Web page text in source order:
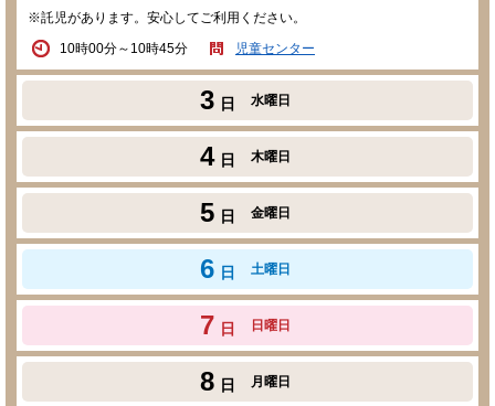
※託児があります。安心してご利用ください。
10時00分～10時45分
児童センター
3 日 水曜日
4 日 木曜日
5 日 金曜日
6 日 土曜日
7 日 日曜日
8 日 月曜日